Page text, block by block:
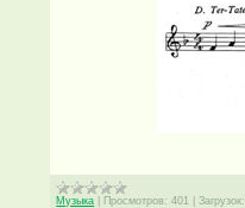
Музыка Просмотров: 401 |Загрузок: